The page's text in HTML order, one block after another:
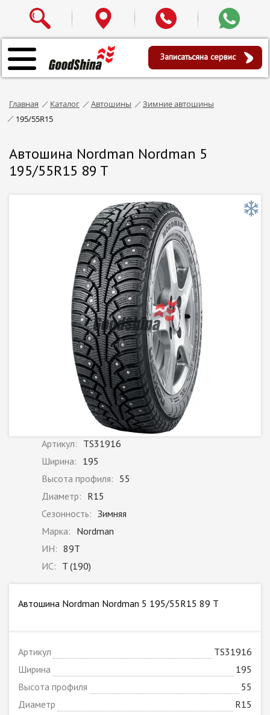
Записатьсяна сервис
Главная Каталог Автошины
Зимние автошины
195/55R15
Автошина Nordman Nordman 5
195/55R15 89 T
Артикул: TS31916
Ширина: 195
Высота профиля: 55
Диаметр: R15
Сезонность: Зимняя
Марка: Nordman
ИН: 89T
ИС: T (190)
Автошина Nordman Nordman 5 195/55R15 89 T
Артикул
TS31916
Ширина
195
Высота профиля
55
Диаметр
R15